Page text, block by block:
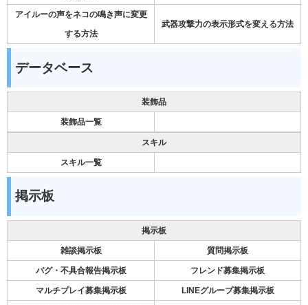
アイルーの声をネコの鳴き声に変更
する方法
武器攻撃力の表示形式を変える方法
データベース
装飾品
装飾品一覧
スキル
スキル一覧
掲示板
掲示板
雑談掲示板 質問掲示板
バグ・不具合報告掲示板 フレンド募集掲示板
マルチプレイ募集掲示板 LINEグループ募集掲示板